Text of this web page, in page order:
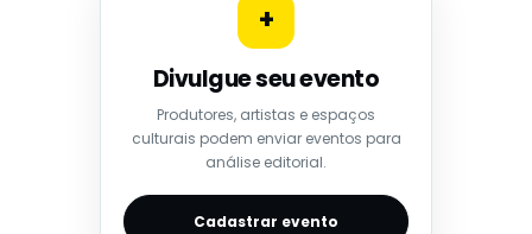
+
Divulgue seu evento
Produtores, artistas e espaços
culturais podem enviar eventos para
análise editorial.
Cadastrar evento